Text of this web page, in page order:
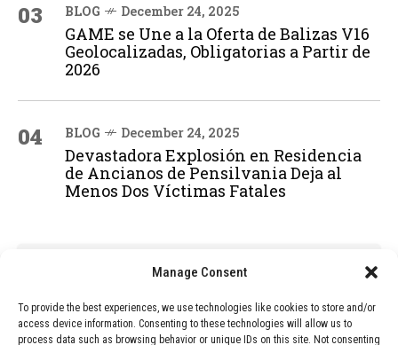
Manage Consent
To provide the best experiences, we use technologies like cookies to store and/or
access device information. Consenting to these technologies will allow us to
process data such as browsing behavior or unique IDs on this site. Not consenting
03 BLOG December 24, 2025
GAME se Une a la Oferta de Balizas V16
Geolocalizadas, Obligatorias a Partir de
2026
04 BLOG December 24, 2025
Devastadora Explosión en Residencia
de Ancianos de Pensilvania Deja al
Menos Dos Víctimas Fatales